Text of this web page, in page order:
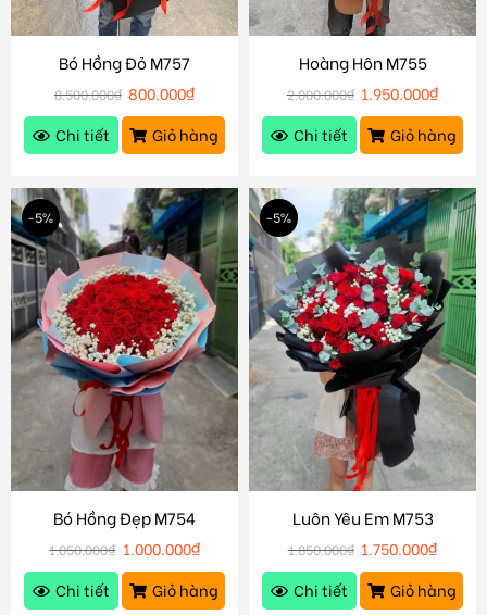
Bó Hồng Đỏ M757
8.500.000₫ 800.000₫
Chi tiết
Giỏ hàng
Hoàng Hôn M755
2.000.000₫ 1.950.000₫
Chi tiết
Giỏ hàng
-5%
Bó Hồng Đẹp M754
1.050.000₫ 1.000.000₫
Chi tiết
Giỏ hàng
-5%
Luôn Yêu Em M753
1.850.000₫ 1.750.000₫
Chi tiết
Giỏ hàng